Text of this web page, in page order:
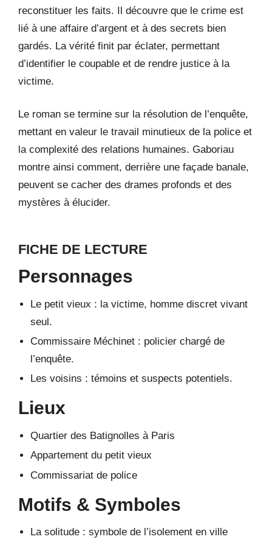
reconstituer les faits. Il découvre que le crime est
lié à une affaire d’argent et à des secrets bien
gardés. La vérité finit par éclater, permettant
d’identifier le coupable et de rendre justice à la
victime.
Le roman se termine sur la résolution de l’enquête,
mettant en valeur le travail minutieux de la police et
la complexité des relations humaines. Gaboriau
montre ainsi comment, derrière une façade banale,
peuvent se cacher des drames profonds et des
mystères à élucider.
FICHE DE LECTURE
Personnages
Le petit vieux : la victime, homme discret vivant
seul.
Commissaire Méchinet : policier chargé de
l’enquête.
Les voisins : témoins et suspects potentiels.
Lieux
Quartier des Batignolles à Paris
Appartement du petit vieux
Commissariat de police
Motifs & Symboles
La solitude : symbole de l’isolement en ville